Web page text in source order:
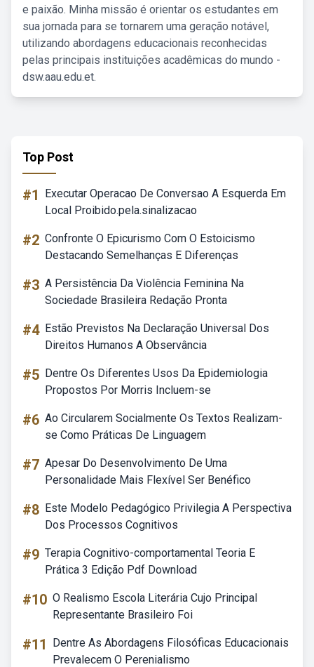
e paixão. Minha missão é orientar os estudantes em
sua jornada para se tornarem uma geração notável,
utilizando abordagens educacionais reconhecidas
pelas principais instituições acadêmicas do mundo -
dsw.aau.edu.et.
Top Post
#1
Executar Operacao De Conversao A Esquerda Em
Local Proibido.pela.sinalizacao
#2 Confronte O Epicurismo Com O Estoicismo
Destacando Semelhanças E Diferenças
#3 A Persistência Da Violência Feminina Na
Sociedade Brasileira Redação Pronta
#4 Estão Previstos Na Declaração Universal Dos
Direitos Humanos A Observância
#5 Dentre Os Diferentes Usos Da Epidemiologia
Propostos Por Morris Incluem-se
#6 Ao Circularem Socialmente Os Textos Realizam-
se Como Práticas De Linguagem
#7 Apesar Do Desenvolvimento De Uma
Personalidade Mais Flexível Ser Benéfico
#8 Este Modelo Pedagógico Privilegia A Perspectiva
Dos Processos Cognitivos
#9 Terapia Cognitivo-comportamental Teoria E
Prática 3 Edição Pdf Download
#10 O Realismo Escola Literária Cujo Principal
Representante Brasileiro Foi
#11
Dentre As Abordagens Filosóficas Educacionais
Prevalecem O Perenialismo